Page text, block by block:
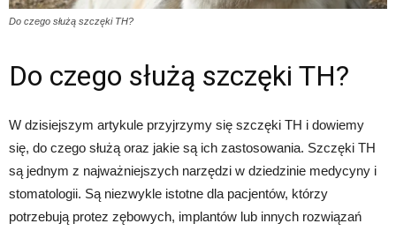
Do czego służą szczęki TH?
Do czego służą szczęki TH?
W dzisiejszym artykule przyjrzymy się szczęki TH i dowiemy
się, do czego służą oraz jakie są ich zastosowania. Szczęki TH
są jednym z najważniejszych narzędzi w dziedzinie medycyny i
stomatologii. Są niezwykle istotne dla pacjentów, którzy
potrzebują protez zębowych, implantów lub innych rozwiązań